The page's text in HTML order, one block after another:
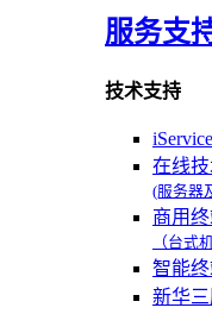
服务支
技术支持
iService
在线
(服务器
商用
（台式
智能
新华